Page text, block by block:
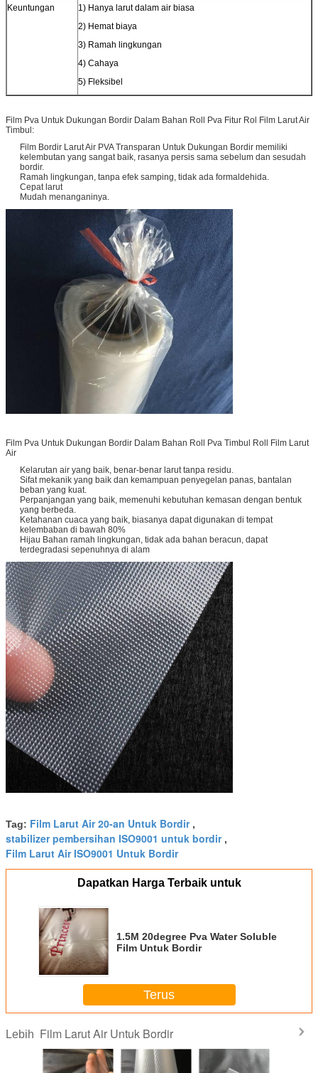
Keuntungan
1) Hanya larut dalam air biasa
2) Hemat biaya
3) Ramah lingkungan
4) Cahaya
5) Fleksibel
Film Pva Untuk Dukungan Bordir Dalam Bahan Roll Pva Fitur Rol Film Larut Air
Timbul:
Film Bordir Larut Air PVA Transparan Untuk Dukungan Bordir memiliki
kelembutan yang sangat baik, rasanya persis sama sebelum dan sesudah
bordir.
Ramah lingkungan, tanpa efek samping, tidak ada formaldehida.
Cepat larut
Mudah menanganinya.
Film Pva Untuk Dukungan Bordir Dalam Bahan Roll Pva Timbul Roll Film Larut
Air
Kelarutan air yang baik, benar-benar larut tanpa residu.
Sifat mekanik yang baik dan kemampuan penyegelan panas, bantalan
beban yang kuat.
Perpanjangan yang baik, memenuhi kebutuhan kemasan dengan bentuk
yang berbeda.
Ketahanan cuaca yang baik, biasanya dapat digunakan di tempat
kelembaban di bawah 80%
Hijau Bahan ramah lingkungan, tidak ada bahan beracun, dapat
terdegradasi sepenuhnya di alam
Tag: Film Larut Air 20-an Untuk Bordir,
stabilizer pembersihan ISO9001 untuk bordir,
Film Larut Air ISO9001 Untuk Bordir
Dapatkan Harga Terbaik untuk
1.5M 20degree Pva Water Soluble
Film Untuk Bordir
Terus
Lebih Film Larut Air Untuk Bordir